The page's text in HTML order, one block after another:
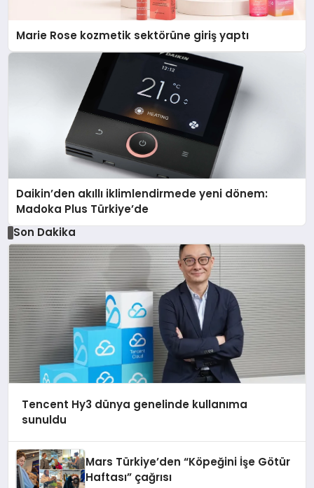
Marie Rose kozmetik sektörüne giriş yaptı
Daikin’den akıllı iklimlendirmede yeni dönem:
Madoka Plus Türkiye’de
Son Dakika
Tencent Hy3 dünya genelinde kullanıma
sunuldu
Mars Türkiye’den “Köpeğini İşe Götür
Haftası” çağrısı